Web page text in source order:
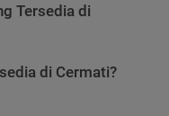
Tersedia di
di Cermati?